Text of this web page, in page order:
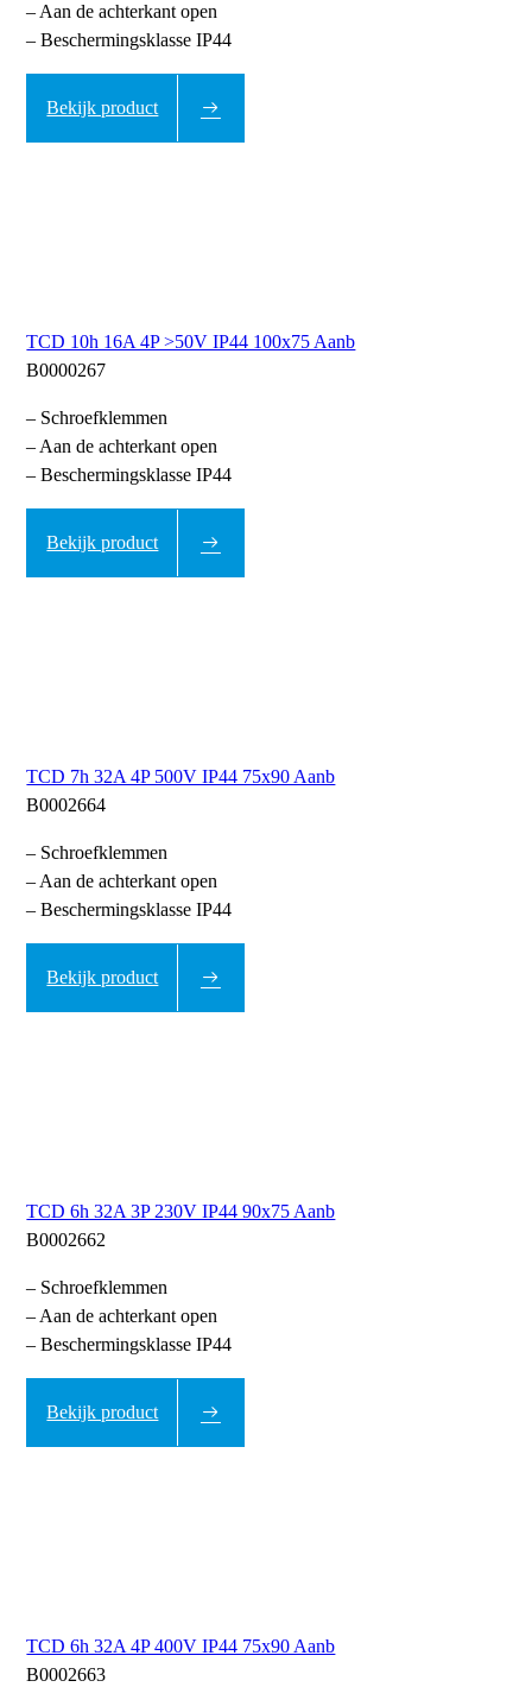
– Aan de achterkant open
– Beschermingsklasse IP44
Bekijk product
TCD 10h 16A 4P >50V IP44 100x75 Aanb
B0000267
– Schroefklemmen
– Aan de achterkant open
– Beschermingsklasse IP44
Bekijk product
TCD 7h 32A 4P 500V IP44 75x90 Aanb
B0002664
– Schroefklemmen
– Aan de achterkant open
– Beschermingsklasse IP44
Bekijk product
TCD 6h 32A 3P 230V IP44 90x75 Aanb
B0002662
– Schroefklemmen
– Aan de achterkant open
– Beschermingsklasse IP44
Bekijk product
TCD 6h 32A 4P 400V IP44 75x90 Aanb
B0002663